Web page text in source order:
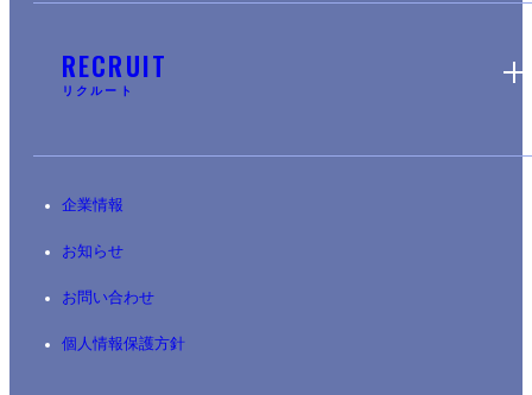
RECRUIT
リクルート
企業情報
お知らせ
お問い合わせ
個人情報保護方針